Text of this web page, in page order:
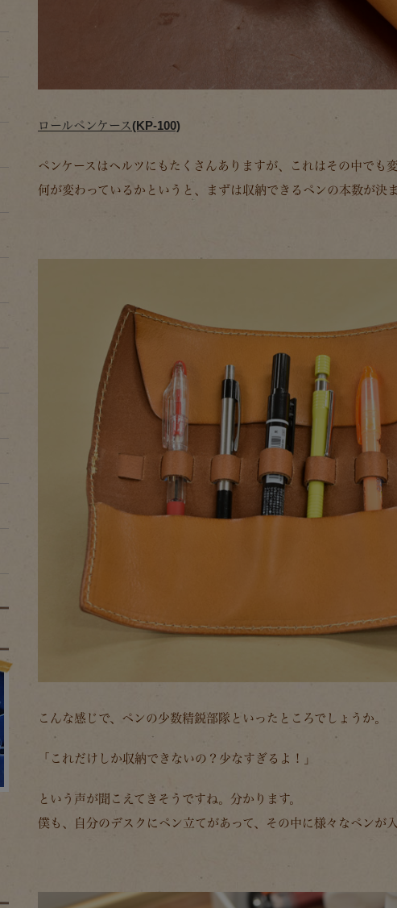
ロールペンケース(KP-100)
ペンケースはヘルツにもたくさんありますが、これはその中でも
何が変わっているかというと、まずは収納できるペンの本数が決
こんな感じで、ペンの少数精鋭部隊といったところでしょうか。
「これだけしか収納できないの？少なすぎるよ！」
という声が聞こえてきそうですね。分かります。
僕も、自分のデスクにペン立てがあって、その中に様々なペンが